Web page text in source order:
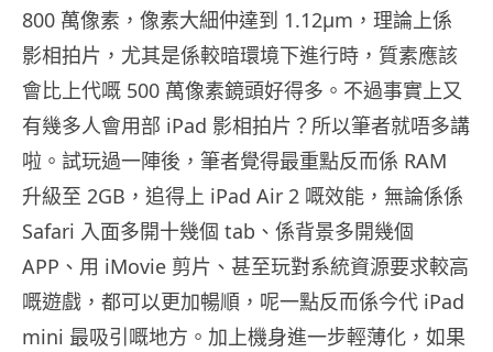
800 萬像素，像素大細仲達到 1.12µm，理論上係
影相拍片，尤其是係較暗環境下進行時，質素應該
會比上代嘅 500 萬像素鏡頭好得多。不過事實上又
有幾多人會用部 iPad 影相拍片？所以筆者就唔多講
啦。試玩過一陣後，筆者覺得最重點反而係 RAM
升級至 2GB，追得上 iPad Air 2 嘅效能，無論係係
Safari 入面多開十幾個 tab、係背景多開幾個
APP、用 iMovie 剪片、甚至玩對系統資源要求較高
嘅遊戲，都可以更加暢順，呢一點反而係今代 iPad
mini 最吸引嘅地方。加上機身進一步輕薄化，如果